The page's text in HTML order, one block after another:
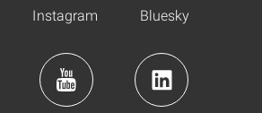
Instagram Bluesky